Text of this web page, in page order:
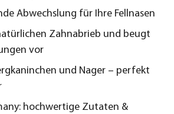
Abwechslung für Ihre Fellnasen
Zahnabrieb und beugt
vor
und Nager – perfekt
hochwertige Zutaten &